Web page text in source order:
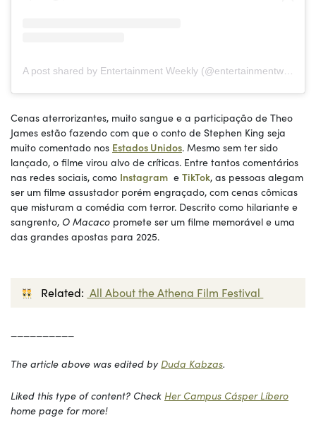
Cenas aterrorizantes, muito sangue e a participação de Theo
James estão fazendo com que o conto de Stephen King seja
muito comentado nos Estados Unidos. Mesmo sem ter sido
lançado, o filme virou alvo de críticas. Entre tantos comentários
nas redes sociais, como Instagram e TikTok, as pessoas alegam
ser um filme assustador porém engraçado, com cenas cômicas
que misturam a comédia com terror. Descrito como hilariante e
sangrento, O Macaco promete ser um filme memorável e uma
das grandes apostas para 2025.
Related: All About the Athena Film Festival
The article above was edited byDuda Kabzas.
Liked this type of content? Check Her Campus Cásper Líbero
home page for more!